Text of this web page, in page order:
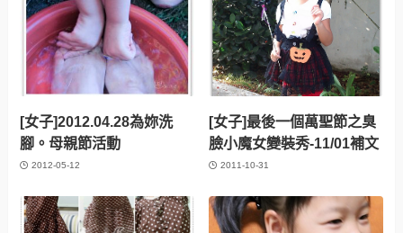
[女子]2012.04.28為妳洗
腳。母親節活動
2012-05-12
[女子]最後一個萬聖節之臭
臉小魔女變裝秀-11/01補文
2011-10-31